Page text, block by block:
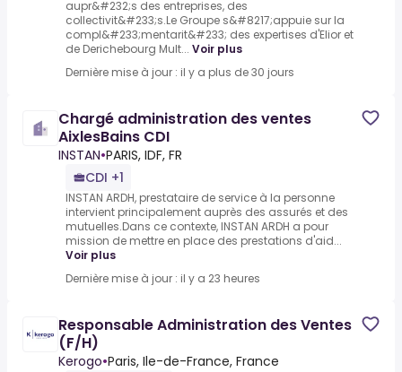
aupr&#232;s des entreprises, des
collectivit&#233;s.Le Groupe s&#8217;appuie sur la
compl&#233;mentarit&#233; des expertises d'Elior et
de Derichebourg Mult... Voir plus
Dernière mise à jour : il y a plus de 30 jours
Chargé administration des ventes
AixlesBains CDI
INSTAN•PARIS, IDF, FR
CDI +1
INSTAN ARDH, prestataire de service à la personne
intervient principalement auprès des assurés et des
mutuelles.Dans ce contexte, INSTAN ARDH a pour
mission de mettre en place des prestations d'aid...
Voir plus
Dernière mise à jour : il y a 23 heures
Responsable Administration des Ventes
(F/H)
Kerogo•Paris, Ile-de-France, France